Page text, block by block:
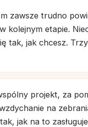
zawsze trudno
kolejnym etapie.
tak, jak chcesz.
projekt, za
na
jak na to